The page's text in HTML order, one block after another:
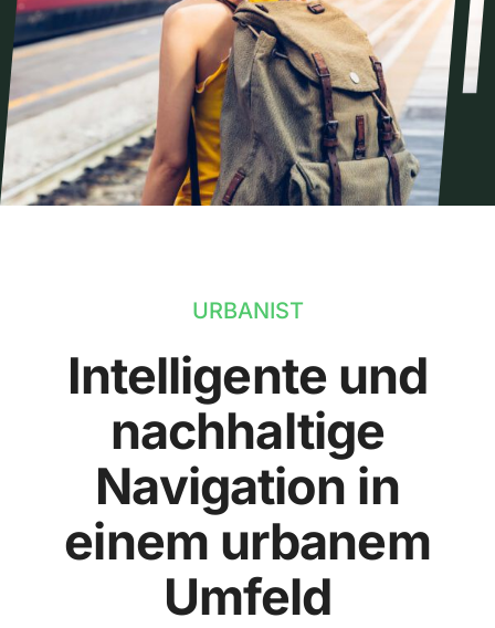
URBANIST
Intelligente und
nachhaltige
Navigation in
einem urbanem
Umfeld